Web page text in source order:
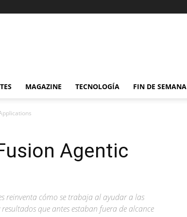
MAGAZINE TECNOLOGÍA FIN DE SEMANA
Agentic
reinventa cómo se trabaja al ayudar a las
que antes estaban fuera de alcance